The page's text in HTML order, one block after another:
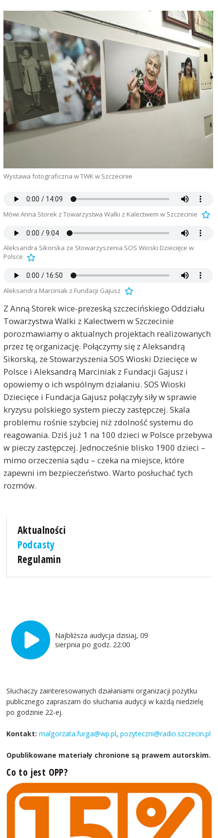
Wystawa fotograficzna w TWK w Szczecinie
Mówi Anna Storek z Towarzystwa Walki z Kalectwem w Szczecinie
Aleksandra Sikorska ze Stowarzyszenia SOS Wioski Dziecięce w
Polsce
Aleksandra Marciniak z Fundacji Gajusz
Z Anną Storek wice-prezeską szczecińskiego Oddziału
Towarzystwa Walki z Kalectwem w Szczecinie
porozmawiamy o aktualnych projektach realizowanych
przez tę organizację. Połączymy się z Aleksandrą
Sikorską, ze Stowarzyszenia SOS Wioski Dziecięce w
Polsce i Aleksandrą Marciniak z Fundacji Gajusz i
opowiemy o ich wspólnym działaniu. SOS Wioski
Dziecięce i Fundacja Gajusz połączyły siły w sprawie
kryzysu polskiego system pieczy zastępczej. Skala
problemu rośnie szybciej niż zdolność systemu do
reagowania. Dziś już 1 na 100 dzieci w Polsce przebywa
w pieczy zastępczej. Jednocześnie blisko 1900 dzieci –
mimo orzeczenia sądu – czeka na miejsce, które
zapewni im bezpieczeństwo. Warto posłuchać tych
rozmów.
Aktualności
Podcasty
Regulamin
Najbliższa audycja dzisiaj, 09
sierpnia po godz. 22:00
Słuchaczy zainteresowanych działaniami organizacji pożytku
publicznego zapraszam do słuchania audycji w każdą niedzielę
po godzinie 22-ej.
Kontakt: malgorzata.furga@wp.pl,pozyteczni@radio.szczecin.pl
Opublikowane materiały chronione są prawem autorskim.
Co to jest OPP?